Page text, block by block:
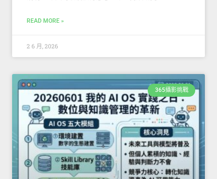
READ MORE »
2 6 月, 2026
365攝影挑戰